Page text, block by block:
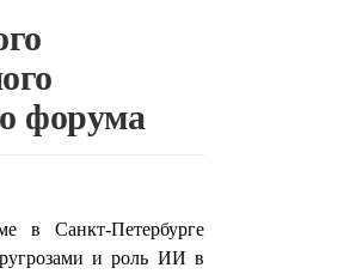
форума
в Санкт-Петербурге
и роль ИИ в